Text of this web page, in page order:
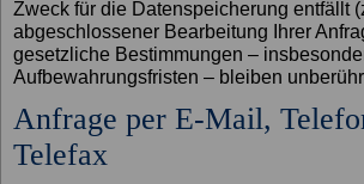
Zweck für die Datenspeicherung entfällt
abgeschlossener Bearbeitung Ihrer
gesetzliche Bestimmungen –
Aufbewahrungsfristen – bleiben
Anfrage per E-Mail,
Telefax